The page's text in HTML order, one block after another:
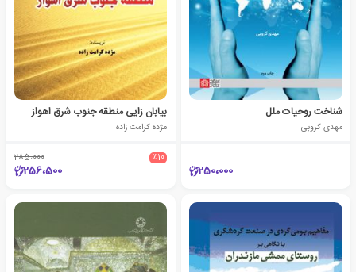
شناخت روحیات ملل
مهدی کروبی
250،000
بیابان زایی منطقه جنوب شرق اهواز
مژده کرامت زاده
٪10 285،000
256،500